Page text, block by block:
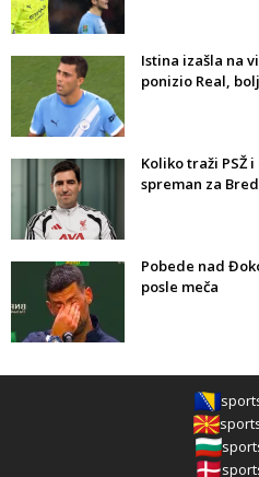
Istina izašla na
ponizio Real,
Koliko traži PSŽ
spreman za
Pobede nad
posle meča